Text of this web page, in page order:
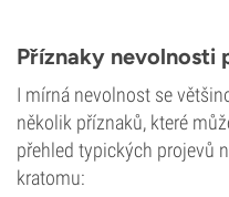
Příznaky nevolnosti
I mírná nevolnost se
několik příznaků, které
přehled typických projevů
kratomu: